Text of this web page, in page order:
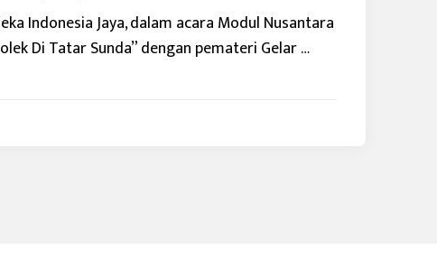
Indonesia Jaya, dalam acara Modul Nusantara
Di Tatar Sunda” dengan pemateri Gelar …